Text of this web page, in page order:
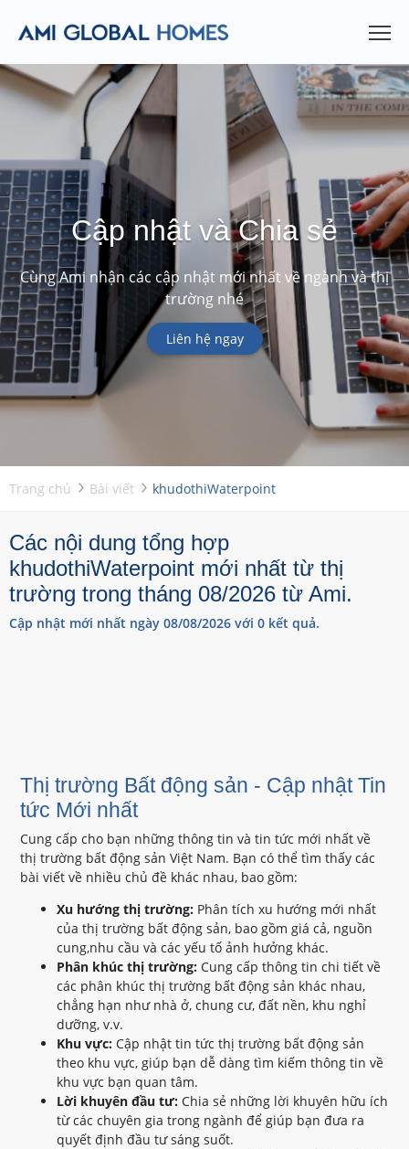
Cập nhật và Chia sẻ
Cùng Ami nhận các cập nhật mới nhất về ngành và thị
trường nhé
Liên hệ ngay
Trang chủ Bài viết khudothiWaterpoint
Các nội dung tổng hợp
khudothiWaterpoint mới nhất từ thị
trường trong tháng 08/2026 từ Ami.
Cập nhật mới nhất ngày 08/08/2026 với 0 kết quả.
Thị trường Bất động sản - Cập nhật Tin
tức Mới nhất
Cung cấp cho bạn những thông tin và tin tức mới nhất về
thị trường bất động sản Việt Nam. Bạn có thể tìm thấy các
bài viết về nhiều chủ đề khác nhau, bao gồm:
Xu hướng thị trường: Phân tích xu hướng mới nhất
của thị trường bất động sản, bao gồm giá cả, nguồn
cung,nhu cầu và các yếu tố ảnh hưởng khác.
Phân khúc thị trường: Cung cấp thông tin chi tiết về
các phân khúc thị trường bất động sản khác nhau,
chẳng hạn như nhà ở, chung cư, đất nền, khu nghỉ
dưỡng, v.v.
Khu vực: Cập nhật tin tức thị trường bất động sản
theo khu vực, giúp bạn dễ dàng tìm kiếm thông tin về
khu vực bạn quan tâm.
Lời khuyên đầu tư: Chia sẻ những lời khuyên hữu ích
từ các chuyên gia trong ngành để giúp bạn đưa ra
quyết định đầu tư sáng suốt.